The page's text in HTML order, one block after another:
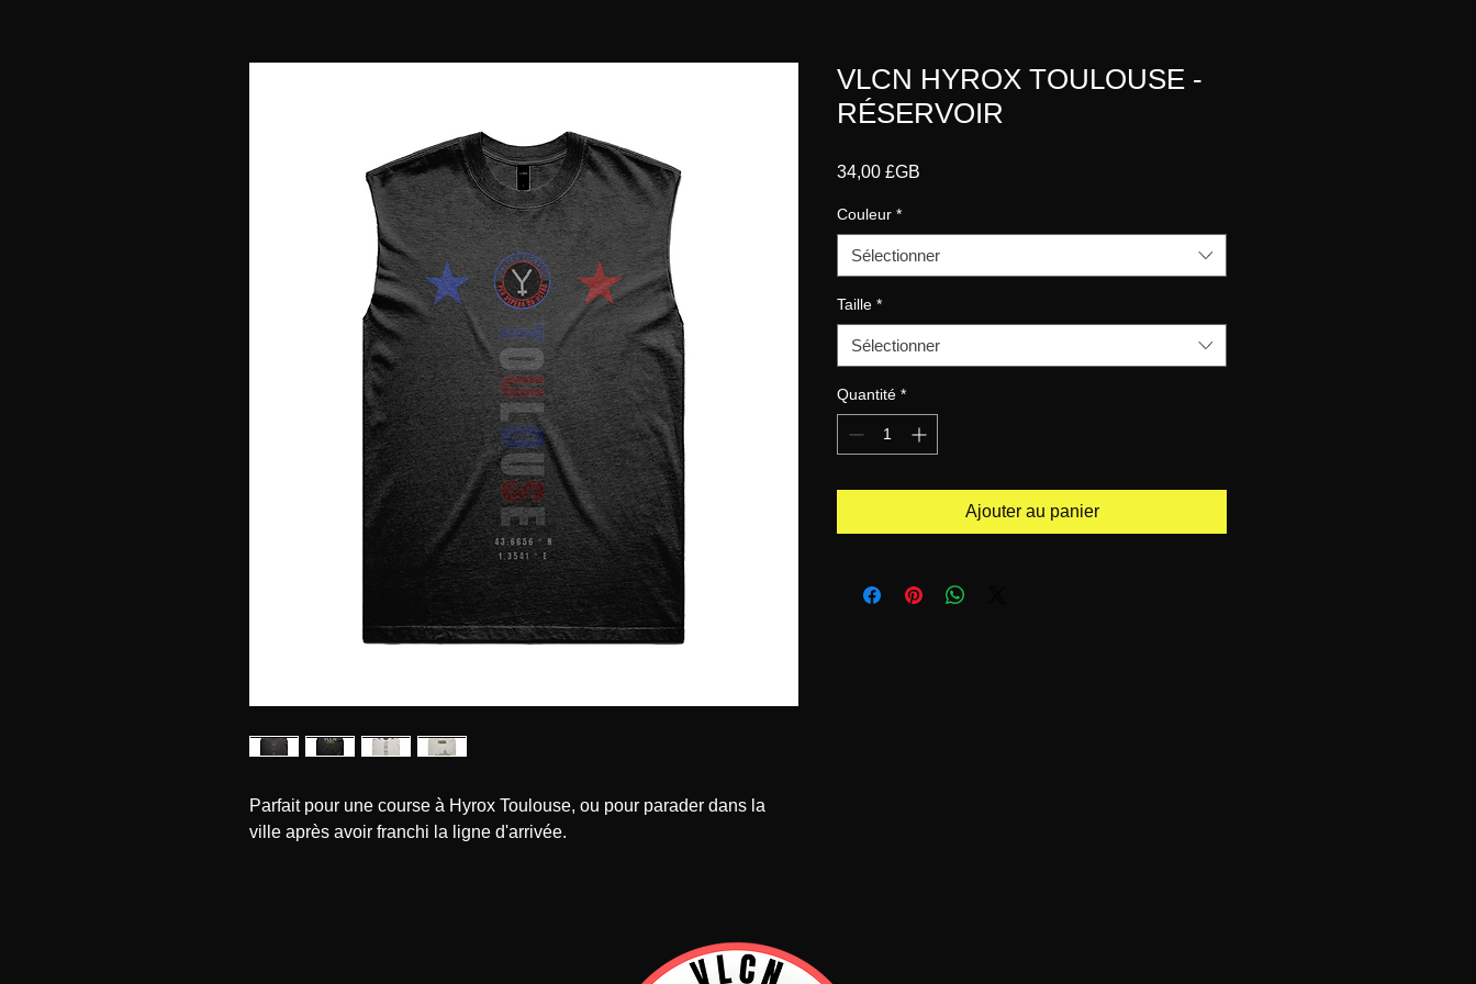
Parfait pour une course à Hyrox Toulouse, ou pour parader dans la
ville après avoir franchi la ligne d'arrivée.
VLCN HYROX TOULOUSE -
RÉSERVOIR
34,00 £GB
Couleur *
Sélectionner
Taille *
Sélectionner
Quantité *
Ajouter au panier